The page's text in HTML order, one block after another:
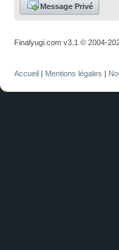
Message Privé
Finalyugi.com v3.1 © 2004-
Accueil | Mentions légales |